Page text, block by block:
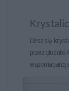
Ciesz się
przez
wspomaganą